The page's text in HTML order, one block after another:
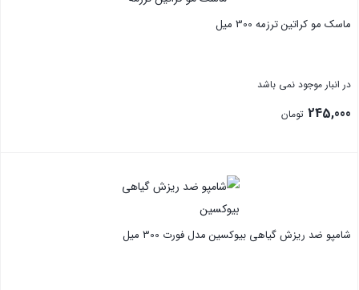
ماسک مو کراتین ترزمه 300 میل
در انبار موجود نمی باشد
245,000 تومان
شامپو ضد ریزش گیاهی بیوکسین مدل فورت 300 میل